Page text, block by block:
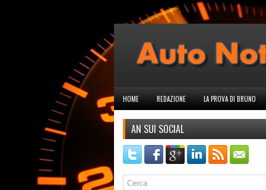
HOME REDAZIONE LA PROVA DI BRUNO
AN SUI SOCIAL